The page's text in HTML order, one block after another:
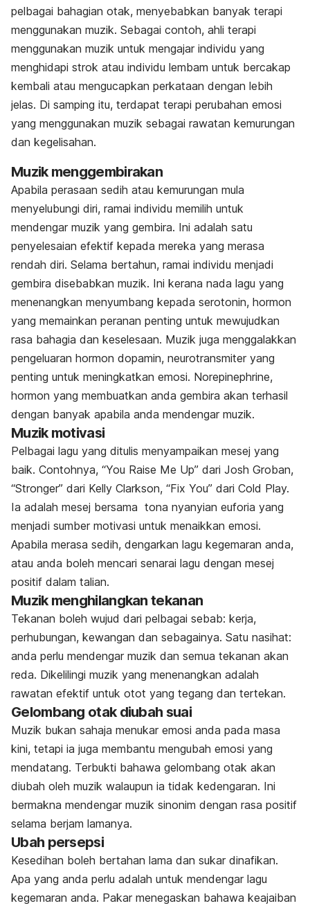
pelbagai bahagian otak, menyebabkan banyak terapi
menggunakan muzik. Sebagai contoh, ahli terapi
menggunakan muzik untuk mengajar individu yang
menghidapi strok atau individu lembam untuk bercakap
kembali atau mengucapkan perkataan dengan lebih
jelas. Di samping itu, terdapat terapi perubahan emosi
yang menggunakan muzik sebagai rawatan kemurungan
dan kegelisahan.
Muzik menggembirakan
Apabila perasaan sedih atau kemurungan mula
menyelubungi diri, ramai individu memilih untuk
mendengar muzik yang gembira. Ini adalah satu
penyelesaian efektif kepada mereka yang merasa
rendah diri. Selama bertahun, ramai individu menjadi
gembira disebabkan muzik. Ini kerana nada lagu yang
menenangkan menyumbang kepada serotonin, hormon
yang memainkan peranan penting untuk mewujudkan
rasa bahagia dan keselesaan. Muzik juga menggalakkan
pengeluaran hormon dopamin, neurotransmiter yang
penting untuk meningkatkan emosi. Norepinephrine,
hormon yang membuatkan anda gembira akan terhasil
dengan banyak apabila anda mendengar muzik.
Muzik motivasi
Pelbagai lagu yang ditulis menyampaikan mesej yang
baik. Contohnya, “You Raise Me Up” dari Josh Groban,
“Stronger” dari Kelly Clarkson, “Fix You” dari Cold Play.
Ia adalah mesej bersama tona nyanyian euforia yang
menjadi sumber motivasi untuk menaikkan emosi.
Apabila merasa sedih, dengarkan lagu kegemaran anda,
atau anda boleh mencari senarai lagu dengan mesej
positif dalam talian.
Muzik menghilangkan tekanan
Tekanan boleh wujud dari pelbagai sebab: kerja,
perhubungan, kewangan dan sebagainya. Satu nasihat:
anda perlu mendengar muzik dan semua tekanan akan
reda. Dikelilingi muzik yang menenangkan adalah
rawatan efektif untuk otot yang tegang dan tertekan.
Gelombang otak diubah suai
Muzik bukan sahaja menukar emosi anda pada masa
kini, tetapi ia juga membantu mengubah emosi yang
mendatang. Terbukti bahawa gelombang otak akan
diubah oleh muzik walaupun ia tidak kedengaran. Ini
bermakna mendengar muzik sinonim dengan rasa positif
selama berjam lamanya.
Ubah persepsi
Kesedihan boleh bertahan lama dan sukar dinafikan.
Apa yang anda perlu adalah untuk mendengar lagu
kegemaran anda. Pakar menegaskan bahawa keajaiban